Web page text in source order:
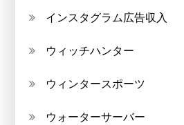
インスタグラム広告収入
ウィッチハンター
ウィンタースポーツ
ウォーターサーバー